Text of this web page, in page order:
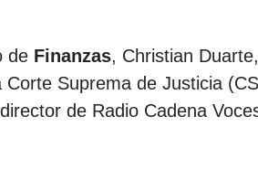
de Finanzas, Christian Duarte,
Suprema de Justicia
de Radio Cadena